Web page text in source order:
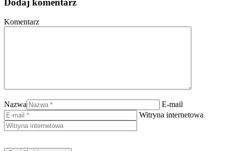
Dodaj komentarz
Komentarz
Nazwa
E-mail
Witryna internetowa